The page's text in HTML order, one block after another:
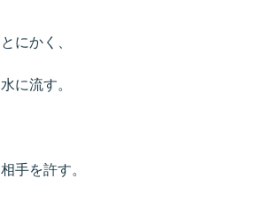
とにかく、
水に流す。
相手を許す。